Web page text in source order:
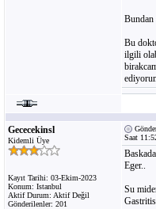
Bundan
Bu
ilgili
Gececekinsl
Kidemli Üye
Kayıt Tarihi: 03-Ekim-2023
Konum: Istanbul
Aktif Durum: Aktif Değil
Gönderilenler: 201
Saat
Eger..
Su